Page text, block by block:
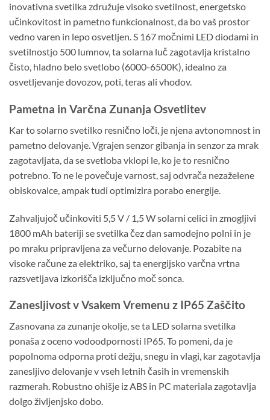
inovativna svetilka združuje visoko svetilnost, energetsko
učinkovitost in pametno funkcionalnost, da bo vaš prostor
vedno varen in lepo osvetljen. S 167 močnimi LED diodami in
svetilnostjo 500 lumnov, ta solarna luč zagotavlja kristalno
čisto, hladno belo svetlobo (6000-6500K), idealno za
osvetljevanje dovozov, poti, teras ali vhodov.
Pametna in Varčna Zunanja Osvetlitev
Kar to solarno svetilko resnično loči, je njena avtonomnost in
pametno delovanje. Vgrajen senzor gibanja in senzor za mrak
zagotavljata, da se svetloba vklopi le, ko je to resnično
potrebno. To ne le povečuje varnost, saj odvrača nezaželene
obiskovalce, ampak tudi optimizira porabo energije.
Zahvaljujoč učinkoviti 5,5 V / 1,5 W solarni celici in zmogljivi
1800 mAh bateriji se svetilka čez dan samodejno polni in je
po mraku pripravljena za večurno delovanje. Pozabite na
visoke račune za elektriko, saj ta energijsko varčna vrtna
razsvetljava izkorišča izključno moč sonca.
Zanesljivost v Vsakem Vremenu z IP65 Zaščito
Zasnovana za zunanje okolje, se ta LED solarna svetilka
ponaša z oceno vodoodpornosti IP65. To pomeni, da je
popolnoma odporna proti dežju, snegu in vlagi, kar zagotavlja
zanesljivo delovanje v vseh letnih časih in vremenskih
razmerah. Robustno ohišje iz ABS in PC materiala zagotavlja
dolgo življenjsko dobo.